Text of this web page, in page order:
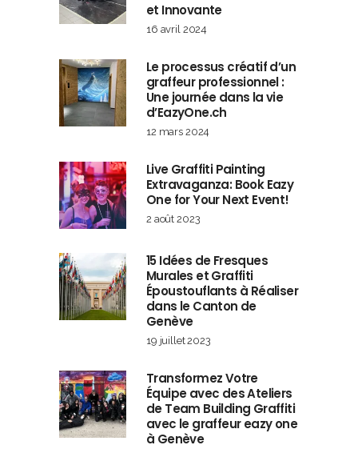
et Innovante
16 avril 2024
Le processus créatif d’un
graffeur professionnel :
Une journée dans la vie
d’EazyOne.ch
12 mars 2024
Live Graffiti Painting
Extravaganza: Book Eazy
One for Your Next Event!
2 août 2023
15 Idées de Fresques
Murales et Graffiti
Époustouflants à Réaliser
dans le Canton de
Genève
19 juillet 2023
Transformez Votre
Équipe avec des Ateliers
de Team Building Graffiti
avec le graffeur eazy one
à Genève